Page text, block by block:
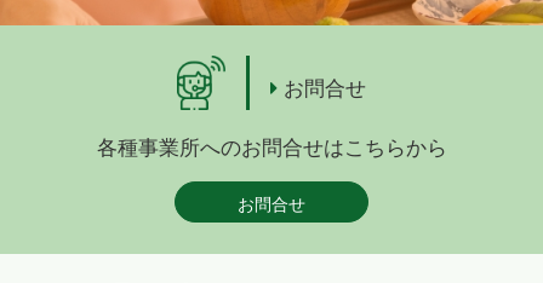
お問合せ
各種事業所へのお問合せはこちらから
お問合せ